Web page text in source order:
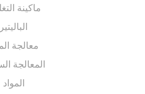
ماكينة التغليف
الباليتير
معالجة المياه
المعالجة السابقة